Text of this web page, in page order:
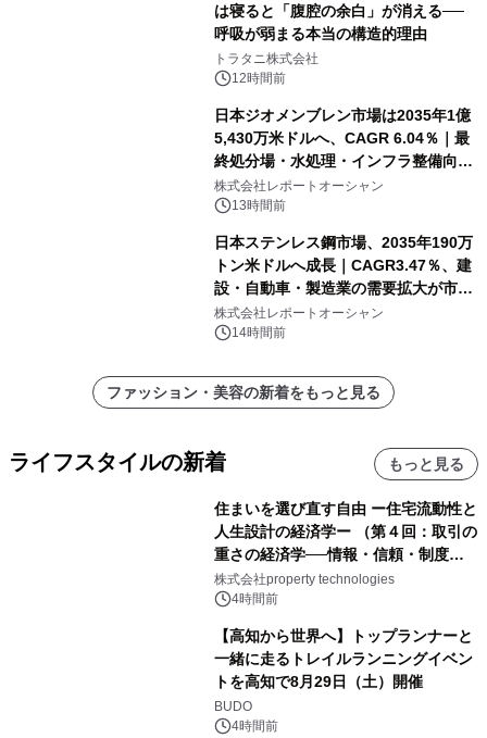
は寝ると「腹腔の余白」が消える──
呼吸が弱まる本当の構造的理由
トラタニ株式会社
12時間前
日本ジオメンブレン市場は2035年1億
5,430万米ドルへ、CAGR 6.04％｜最
終処分場・水処理・インフラ整備向け
需要拡大
株式会社レポートオーシャン
13時間前
日本ステンレス鋼市場、2035年190万
トン米ドルへ成長｜CAGR3.47％、建
設・自動車・製造業の需要拡大が市場
を牽引
株式会社レポートオーシャン
14時間前
ファッション・美容の新着をもっと見る
ライフスタイルの新着 もっと見る
住まいを選び直す自由 ー住宅流動性と
人生設計の経済学ー （第４回：取引の
重さの経済学──情報・信頼・制度を
PropTechはどう組み替えるか）｜
PropTech-Lab
株式会社property technologies
4時間前
【高知から世界へ】トップランナーと
一緒に走るトレイルランニングイベン
トを高知で8月29日（土）開催
BUDO
4時間前